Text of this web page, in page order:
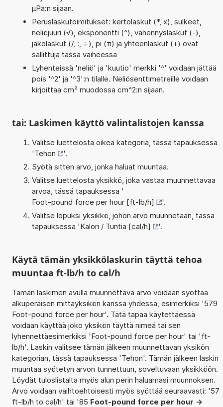
µPa:n sijaan.
Peruslaskutoimitukset: kertolaskut (*, x), sulkeet,
neliöjuuri (√), eksponentti (^), vähennyslaskut (-),
jakolaskut (/, :, ÷), pi (π) ja yhteenlaskut (+) ovat
sallittuja tässä vaiheessa
Lyhenteissä 'neliö' ja 'kuutio' merkki '^' voidaan jättää
pois '^2' ja '^3':n tilalle. Neliösenttimetreille voidaan
kirjoittaa cm² muodossa cm^2:n sijaan.
tai: Laskimen käyttö valintalistojen kanssa
Valitse luettelosta oikea kategoria, tässä tapauksessa
'Tehon
'.
Syötä sitten arvo, jonka haluat muuntaa.
Valitse luettelosta yksikkö, joka vastaa muunnettavaa
arvoa, tässä tapauksessa '
Foot-pound force per hour [ft-lb/h]
'.
Valitse lopuksi yksikkö, johon arvo muunnetaan, tässä
tapauksessa 'Kalori / Tuntia [cal/h] '.
Käytä tämän yksikkölaskurin täyttä tehoa
muuntaa ft-lb/h to cal/h
Tämän laskimen avulla muunnettava arvo voidaan syöttää
alkuperäisen mittayksikön kanssa yhdessä, esimerkiksi '579
Foot-pound force per hour'. Tätä tapaa käytettäessä
voidaan käyttää joko yksikön täyttä nimeä tai sen
lyhennettäesimerkiksi 'Foot-pound force per hour' tai 'ft-
lb/h'. Laskin valitsee tämän jälkeen muunnettavan yksikön
kategorian, tässä tapauksessa 'Tehon'. Tämän jälkeen laskin
muuntaa syötetyn arvon tunnettuun, soveltuvaan yksikköön.
Löydät tuloslistalta myös alun perin haluamasi muunnoksen.
Arvo voidaan vaihtoehtoisesti myös syöttää seuraavasti: '57
ft-lb/h to cal/h' tai '85 Foot-pound force per hour ->